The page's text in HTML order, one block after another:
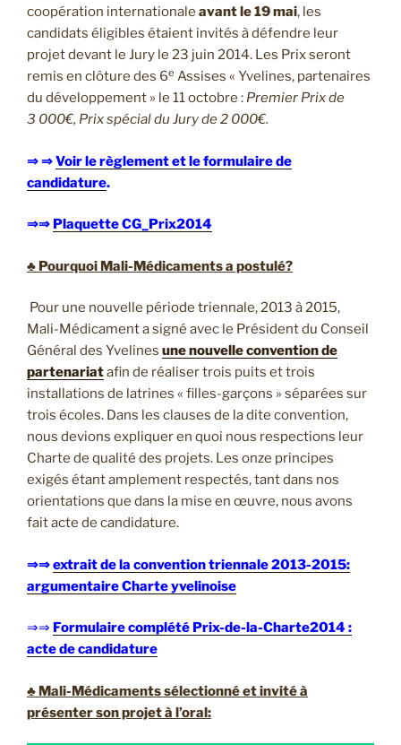
coopération internationale avant le 19 mai, les
candidats éligibles étaient invités à défendre leur
projet devant le Jury le 23 juin 2014. Les Prix seront
remis en clôture des 6e Assises « Yvelines, partenaires
du développement » le 11 octobre : Premier Prix de
3 000€, Prix spécial du Jury de 2 000€.
⇒ ⇒Voir le règlement et le formulaire de
candidature.
⇒⇒ Plaquette CG_Prix2014
♣ Pourquoi Mali-Médicaments a postulé?
Pour une nouvelle période triennale, 2013 à 2015,
Mali-Médicament a signé avec le Président du Conseil
Général des Yvelines une nouvelle convention de
partenariatafin de réaliser trois puits et trois
installations de latrines « filles-garçons » séparées sur
trois écoles. Dans les clauses de la dite convention,
nous devions expliquer en quoi nous respections leur
Charte de qualité des projets. Les onze principes
exigés étant amplement respectés, tant dans nos
orientations que dans la mise en œuvre, nous avons
fait acte de candidature.
⇒⇒extrait de la convention triennale 2013-2015:
argumentaire Charte yvelinoise
⇒⇒ Formulaire complété Prix-de-la-Charte2014 :
acte de candidature
♣ Mali-Médicaments sélectionné et invité à
présenter son projet à l’oral: